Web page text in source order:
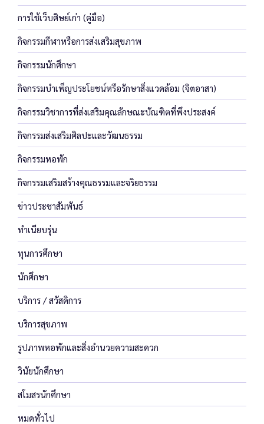
การใช้เว็บศิษย์เก่า (คู่มือ)
กิจกรรมกีฬาหรือการส่งเสริมสุขภาพ
กิจกรรมนักศึกษา
กิจกรรมบำเพ็ญประโยชน์หรือรักษาสิ่งแวดล้อม (จิตอาสา)
กิจกรรมวิชาการที่ส่งเสริมคุณลักษณะบัณฑิตที่พึงประสงค์
กิจกรรมส่งเสริมศิลปะและวัฒนธรรม
กิจกรรมหอพัก
กิจกรรมเสริมสร้างคุณธรรมและจริยธรรม
ข่าวประชาสัมพันธ์
ทำเนียบรุ่น
ทุนการศึกษา
นักศึกษา
บริการ / สวัสดิการ
บริการสุขภาพ
รูปภาพหอพักและสิ่งอำนวยความสะดวก
วินัยนักศึกษา
สโมสรนักศึกษา
หมดทั่วไป